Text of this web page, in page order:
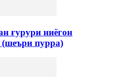
ғурури ниёгон
(шеъри пурра)